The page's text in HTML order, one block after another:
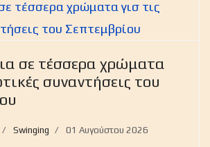
σε τέσσερα χρώματα
συναντήσεις του
Swinging 01 Αυγούστου 2026